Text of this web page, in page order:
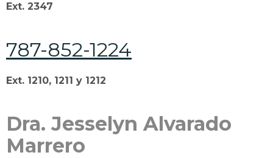
Ext. 2347
787-852-1224
Ext. 1210, 1211 y 1212
Dra. Jesselyn Alvarado
Marrero